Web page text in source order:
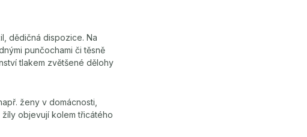
dědičná dispozice. Na
punčochami či těsně
tlakem zvětšené dělohy
ženy v domácnosti,
objevují kolem třicátého